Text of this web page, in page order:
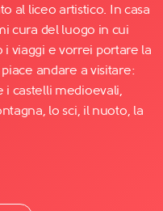
al liceo artistico. In casa
cura del luogo in cui
i viaggi e vorrei portare la
andare a visitare:
i castelli medioevali,
lo sci, il nuoto, la